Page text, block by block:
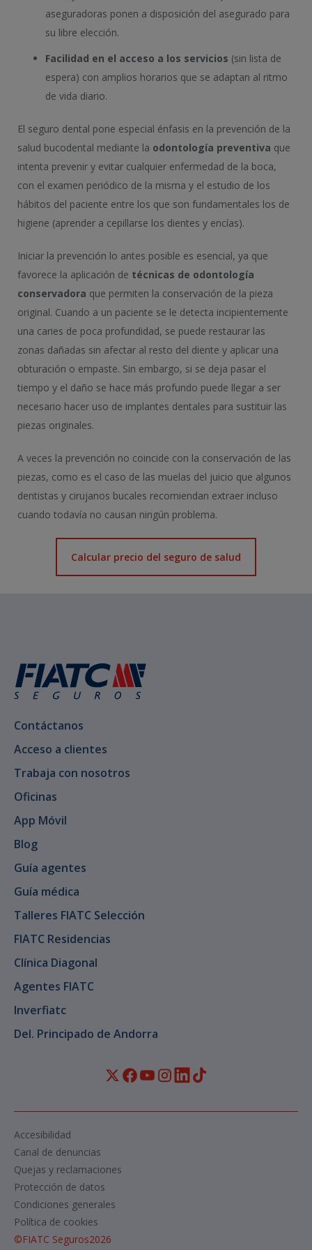
aseguradoras ponen a disposición del asegurado para
su libre elección.
Facilidad en el acceso a los servicios (sin lista de
espera) con amplios horarios que se adaptan al ritmo
de vida diario.
El seguro dental pone especial énfasis en la prevención de la
salud bucodental mediante la odontología preventiva que
intenta prevenir y evitar cualquier enfermedad de la boca,
con el examen periódico de la misma y el estudio de los
hábitos del paciente entre los que son fundamentales los de
higiene (aprender a cepillarse los dientes y encías).
Iniciar la prevención lo antes posible es esencial, ya que
favorece la aplicación de técnicas de odontología
conservadora que permiten la conservación de la pieza
original. Cuando a un paciente se le detecta incipientemente
una caries de poca profundidad, se puede restaurar las
zonas dañadas sin afectar al resto del diente y aplicar una
obturación o empaste. Sin embargo, si se deja pasar el
tiempo y el daño se hace más profundo puede llegar a ser
necesario hacer uso de implantes dentales para sustituir las
piezas originales.
A veces la prevención no coincide con la conservación de las
piezas, como es el caso de las muelas del juicio que algunos
dentistas y cirujanos bucales recomiendan extraer incluso
cuando todavía no causan ningún problema.
Calcular precio del seguro de salud
Contáctanos
Acceso a clientes
Trabaja con nosotros
Oficinas
App Móvil
Blog
Guía agentes
Guía médica
Talleres FIATC Selección
FIATC Residencias
Clínica Diagonal
Agentes FIATC
Inverfiatc
Del. Principado de Andorra
©FIATC Seguros2026
Política de cookies
Condiciones generales
Protección de datos
Quejas y reclamaciones
Canal de denuncias
Accesibilidad